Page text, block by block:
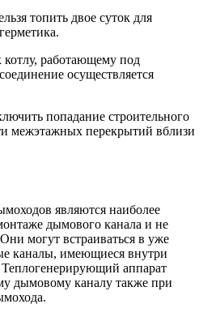
топить двое суток для
работающему под
осуществляется
попадание строительного
межэтажных перекрытий вблизи
являются наиболее
дымового канала и не
могут встраиваться в уже
каналы, имеющиеся внутри
аппарат
дымовому каналу также при